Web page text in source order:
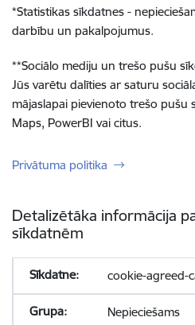
*Statistikas sīkdatnes -
darbību un pakalpojumus.
**Sociālo mediju un trešo pušu
Jūs varētu dalīties ar saturu
mājaslapai pievienoto trešo pušu
Maps, PowerBI vai citus.
Privātuma politika
Detalizētāka informācija
sīkdatnēm
cookie-agreed-
Nepieciešams